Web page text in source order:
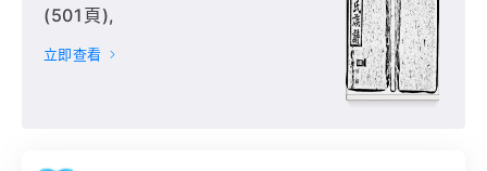
(501頁),
立即查看